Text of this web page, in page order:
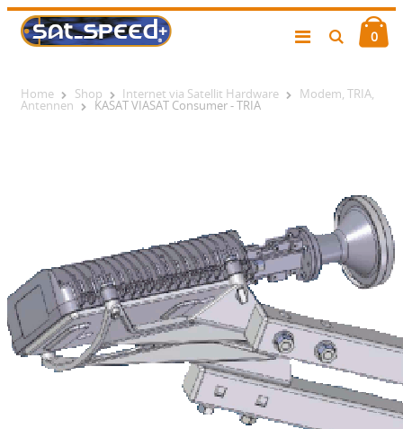
0
Home Shop Internet via Satellit Hardware
Modem, TRIA,
Antennen
KASAT VIASAT Consumer - TRIA